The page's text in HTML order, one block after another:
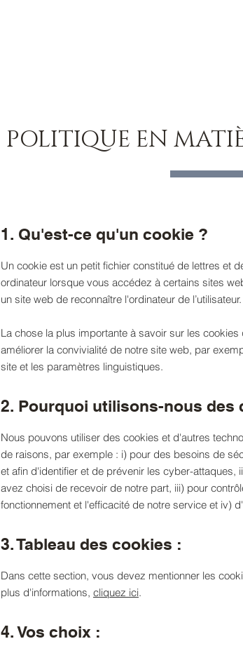
POLITIQUE EN
1. Qu'est-ce qu'un cookie ?
Un cookie est un petit fichier constitué de lettres et
ordinateur lorsque vous accédez à certains sites
un site web de reconnaître l'ordinateur de l’utilisateur.
La chose la plus importante à savoir sur les
améliorer la convivialité de notre site web, par
site et les paramètres linguistiques.
2. Pourquoi utilisons-nous des
Nous pouvons utiliser des cookies et d'autres
de raisons, par exemple : i) pour des besoins de
et afin d'identifier et de prévenir les cyber-attaques,
avez choisi de recevoir de notre part, iii) pour
fonctionnement et l'efficacité de notre service et iv)
3. Tableau des cookies :
Dans cette section, vous devez mentionner les
plus d'informations, cliquez ici.
4. Vos choix :